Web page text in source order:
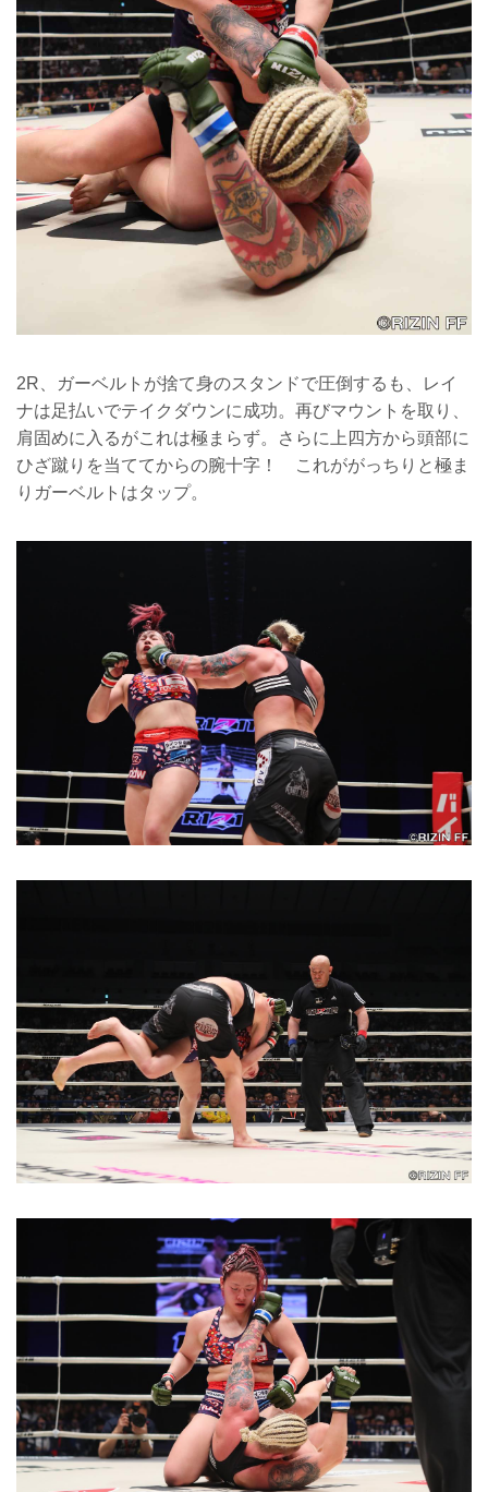
2R、ガーベルトが捨て身のスタンドで圧倒するも、レイ
ナは足払いでテイクダウンに成功。再びマウントを取り、
肩固めに入るがこれは極まらず。さらに上四方から頭部に
ひざ蹴りを当ててからの腕十字！ これががっちりと極ま
りガーベルトはタップ。